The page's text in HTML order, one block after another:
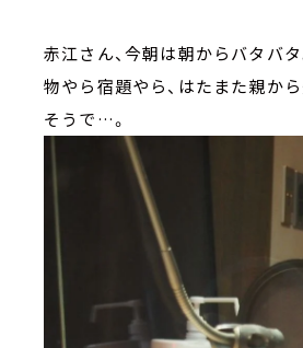
赤江さん、今朝は朝からバタバ
物やら宿題やら、はたまた親か
そうで…。